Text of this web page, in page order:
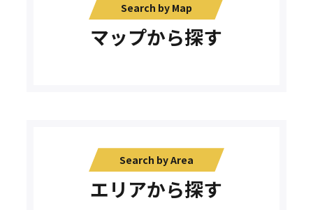
Search by Map
マップから探す
Search by Area
エリアから探す